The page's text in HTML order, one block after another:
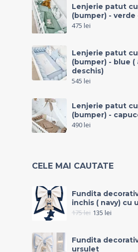
Lenjerie patut
(bumper) -
475 lei
Lenjerie patut
(bumper) - blue (
deschis)
545 lei
Lenjerie patut
(bumper) -
490lei
CELE MAI CAUTATE
Fundita
inchis ( navy) cu
175lei 135 lei
Fundita
ursulet